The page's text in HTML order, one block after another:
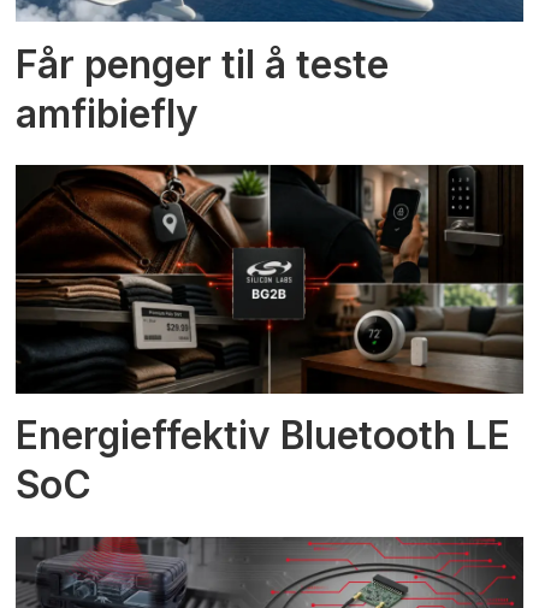
Får penger til å teste
amfibiefly
Energieffektiv Bluetooth LE
SoC